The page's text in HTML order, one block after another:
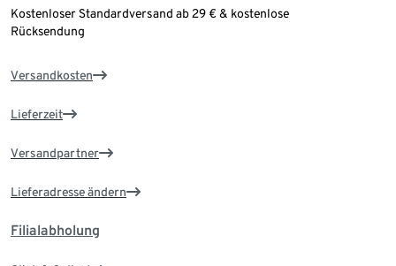
Kostenloser Standardversand ab 29 € & kostenlose
Rücksendung
Versandkosten
Lieferzeit
Versandpartner
Lieferadresse ändern
Filialabholung